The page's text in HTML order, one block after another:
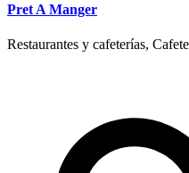
Pret A Manger
Restaurantes y cafeterías,